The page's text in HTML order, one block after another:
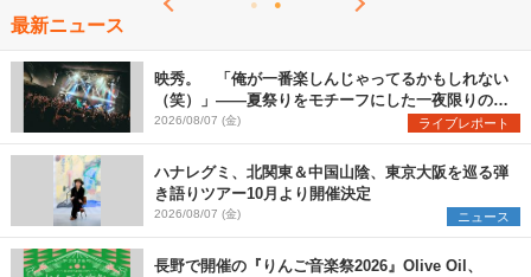
最新ニュース
映秀。 「俺が一番楽しんじゃってるかもしれない
（笑）」――夏祭りをモチーフにした一夜限りのス
ペシャルライブ『色祭』レポート
2026/08/07 (金) ライブレポート
ハナレグミ、北関東＆中国山陰、東京大阪を巡る弾
き語りツアー10月より開催決定
2026/08/07 (金) ニュース
長野で開催の『りんご音楽祭2026』Olive Oil、